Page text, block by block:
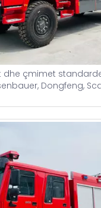
dhe çmimet
Dongfeng,
për Nigerinë